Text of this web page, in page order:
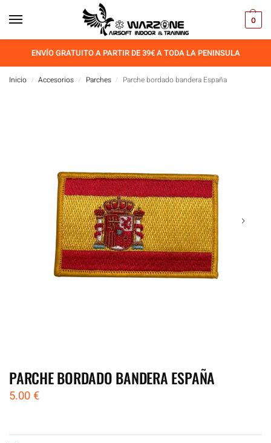
0
ENVÍO GRATUITO A PARTIR DE 39€ A TODA LA PENINSULA
Inicio / Accesorios / Parches / Parche bordado bandera España
PARCHE BORDADO BANDERA ESPAÑA
5.00€